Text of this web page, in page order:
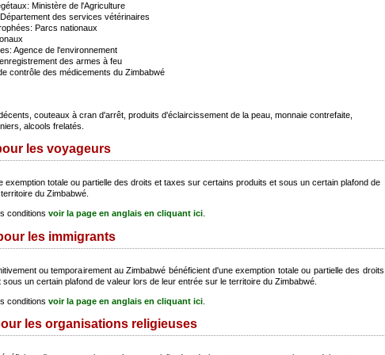
Ministère de l'Agriculture
des services vétérinaires
Parcs nationaux
Agence de l'environnement
des armes à feu
contrôle des médicements du Zimbabwé
couteaux à cran d'arrêt, produits d'éclaircissement de la peau, monnaie contrefaite,
alcools frelatés.
les voyageurs
exemption totale ou partielle des droits et taxes sur certains produits et sous un certain plafond de
du Zimbabwé.
conditions voir la page en anglais en cliquant ici.
les immigrants
ou temporairement au Zimbabwé bénéficient d'une exemption totale ou partielle des droits
un certain plafond de valeur lors de leur entrée sur le territoire du Zimbabwé.
conditions voir la page en anglais en cliquant ici.
les organisations religieuses